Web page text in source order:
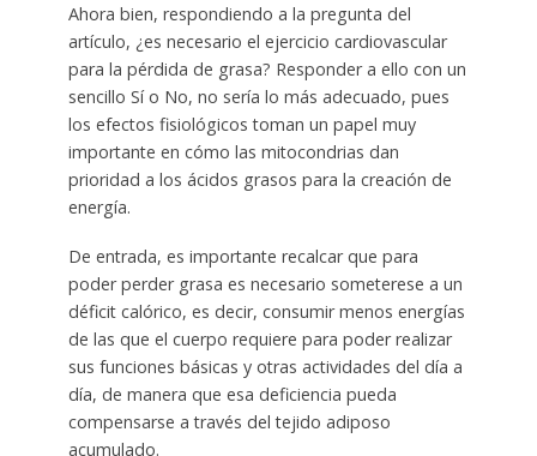
Ahora bien, respondiendo a la pregunta del
artículo, ¿es necesario el ejercicio cardiovascular
para la pérdida de grasa? Responder a ello con un
sencillo Sí o No, no sería lo más adecuado, pues
los efectos fisiológicos toman un papel muy
importante en cómo las mitocondrias dan
prioridad a los ácidos grasos para la creación de
energía.
De entrada, es importante recalcar que para
poder perder grasa es necesario someterese a un
déficit calórico, es decir, consumir menos energías
de las que el cuerpo requiere para poder realizar
sus funciones básicas y otras actividades del día a
día, de manera que esa deficiencia pueda
compensarse a través del tejido adiposo
acumulado.